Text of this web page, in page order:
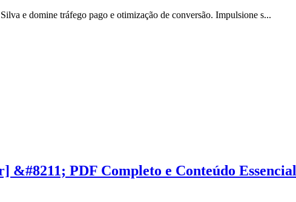
e domine tráfego pago e otimização de conversão. Impulsione s...
PDF Completo e Conteúdo Essencial